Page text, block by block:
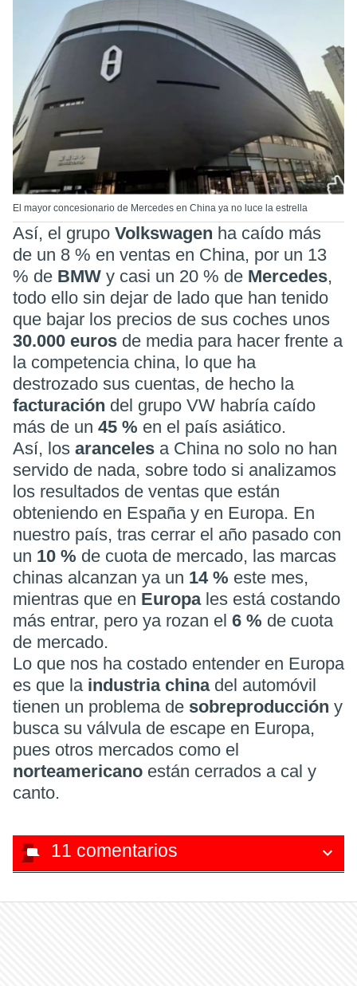
El mayor concesionario de Mercedes en China ya no luce la estrella
Así, el grupo Volkswagen ha caído más
de un 8 % en ventas en China, por un 13
% de BMW y casi un 20 % de Mercedes,
todo ello sin dejar de lado que han tenido
que bajar los precios de sus coches unos
30.000 euros de media para hacer frente a
la competencia china, lo que ha
destrozado sus cuentas, de hecho la
facturación del grupo VW habría caído
más de un 45 % en el país asiático.
Así, los aranceles a China no solo no han
servido de nada, sobre todo si analizamos
los resultados de ventas que están
obteniendo en España y en Europa. En
nuestro país, tras cerrar el año pasado con
un 10 % de cuota de mercado, las marcas
chinas alcanzan ya un 14 % este mes,
mientras que en Europa les está costando
más entrar, pero ya rozan el 6 % de cuota
de mercado.
Lo que nos ha costado entender en Europa
es que laindustria chinadel automóvil
tienen un problema de sobreproducción y
busca su válvula de escape en Europa,
pues otros mercados como el
norteamericano están cerrados a cal y
canto.
11 comentarios